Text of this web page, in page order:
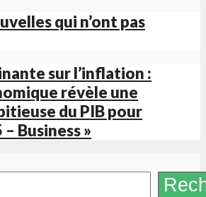
qui n’ont pas
sur l’inflation :
révèle une
du PIB pour
Business »